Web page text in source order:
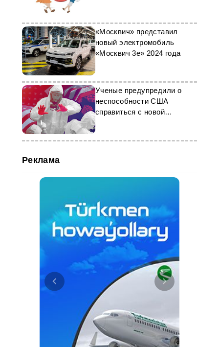
«Москвич» представил
новый электромобиль
«Москвич 3е» 2024 года
Ученые предупредили о
неспособности США
справиться с новой
пандемией
Реклама